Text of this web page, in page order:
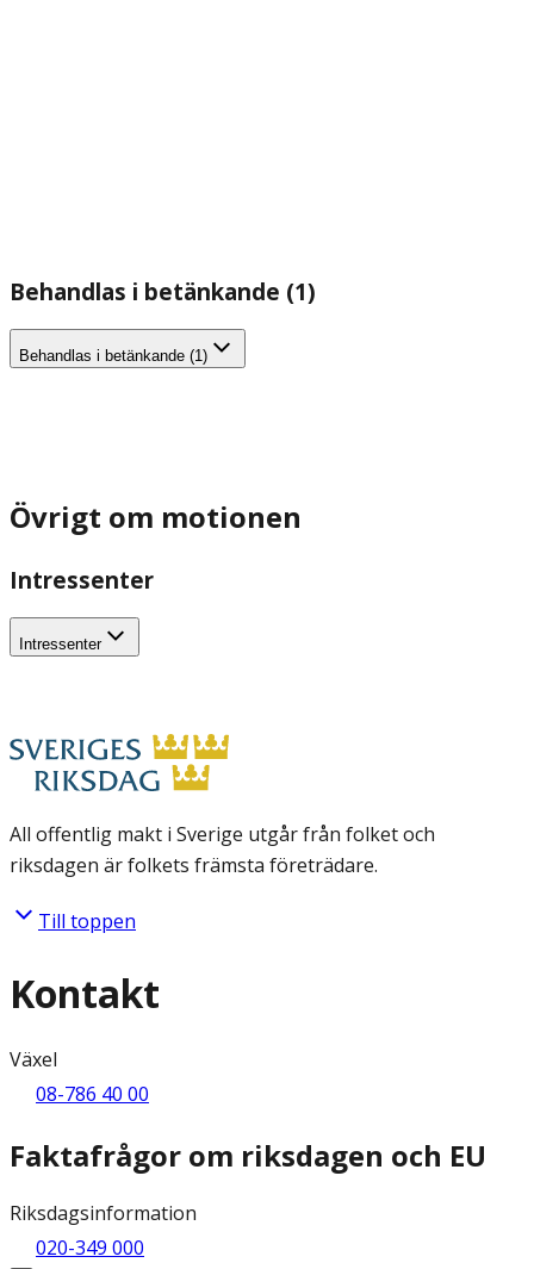
Behandlas i betänkande (1)
Behandlas i betänkande (1)
Övrigt om motionen
Intressenter
Intressenter
All offentlig makt i Sverige utgår från folket och
riksdagen är folkets främsta företrädare.
Till toppen
Kontakt
Växel
08-786 40 00
Faktafrågor om riksdagen och EU
Riksdagsinformation
020-349 000